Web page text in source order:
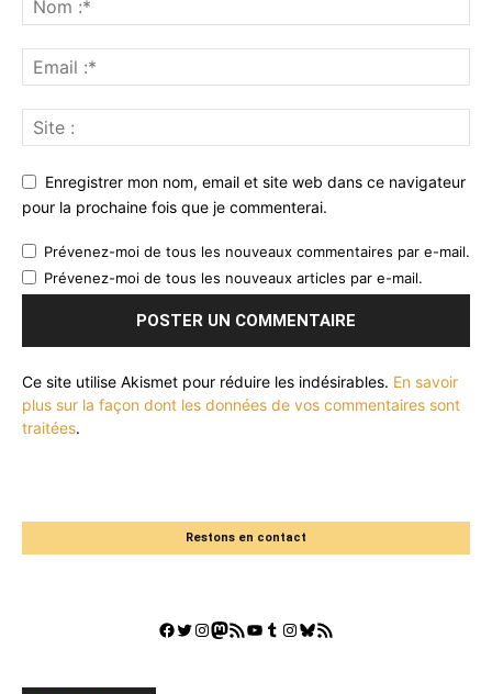
Enregistrer mon nom, email et site web dans ce navigateur
pour la prochaine fois que je commenterai.
Prévenez-moi de tous les nouveaux commentaires par e-mail.
Prévenez-moi de tous les nouveaux articles par e-mail.
Ce site utilise Akismet pour réduire les indésirables. En savoir
plus sur la façon dont les données de vos commentaires sont
traitées.
Restons en contact
Facebook
Twitter
Instagram
Mastodon
Flux RSSYouTube
Tumblr
Instagram
Bluesky
GestGame